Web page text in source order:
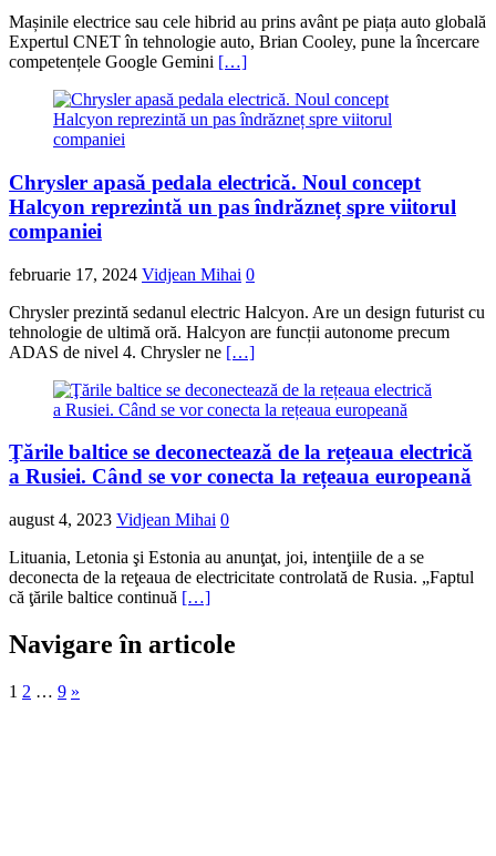
Mașinile electrice sau cele hibrid au prins avânt pe piața auto globală
Expertul CNET în tehnologie auto, Brian Cooley, pune la încercare
competențele Google Gemini […]
Chrysler apasă pedala electrică. Noul concept
Halcyon reprezintă un pas îndrăzneț spre viitorul
companiei
februarie 17, 2024 Vidjean Mihai 0
Chrysler prezintă sedanul electric Halcyon. Are un design futurist cu
tehnologie de ultimă oră. Halcyon are funcții autonome precum
ADAS de nivel 4. Chrysler ne […]
Ţările baltice se deconectează de la rețeaua electrică
a Rusiei. Când se vor conecta la rețeaua europeană
august 4, 2023 Vidjean Mihai 0
Lituania, Letonia şi Estonia au anunţat, joi, intenţiile de a se
deconecta de la reţeaua de electricitate controlată de Rusia. „Faptul
că ţările baltice continuă […]
Navigare în articole
1 2 … 9 »